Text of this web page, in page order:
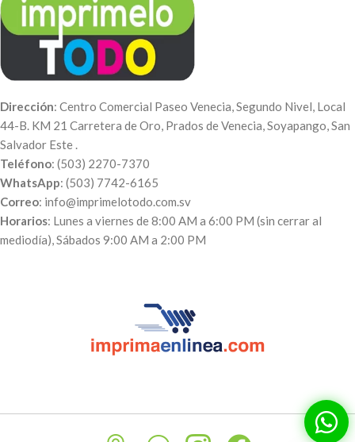
Dirección: Centro Comercial Paseo Venecia, Segundo Nivel, Local
44-B. KM 21 Carretera de Oro, Prados de Venecia, Soyapango, San
Salvador Este .
Teléfono: (503) 2270-7370
WhatsApp: (503) 7742-6165
Correo: info@imprimelotodo.com.sv
Horarios: Lunes a viernes de 8:00 AM a 6:00 PM (sin cerrar al
mediodía), Sábados 9:00 AM a 2:00 PM